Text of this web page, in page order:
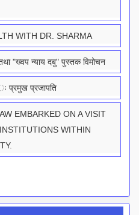
WITH DR. SHARMA
"ख्वप न्याय दबु" पुस्तक विमोचन
प्रमुख प्रजापति
EMBARKED ON A VISIT
WITHIN